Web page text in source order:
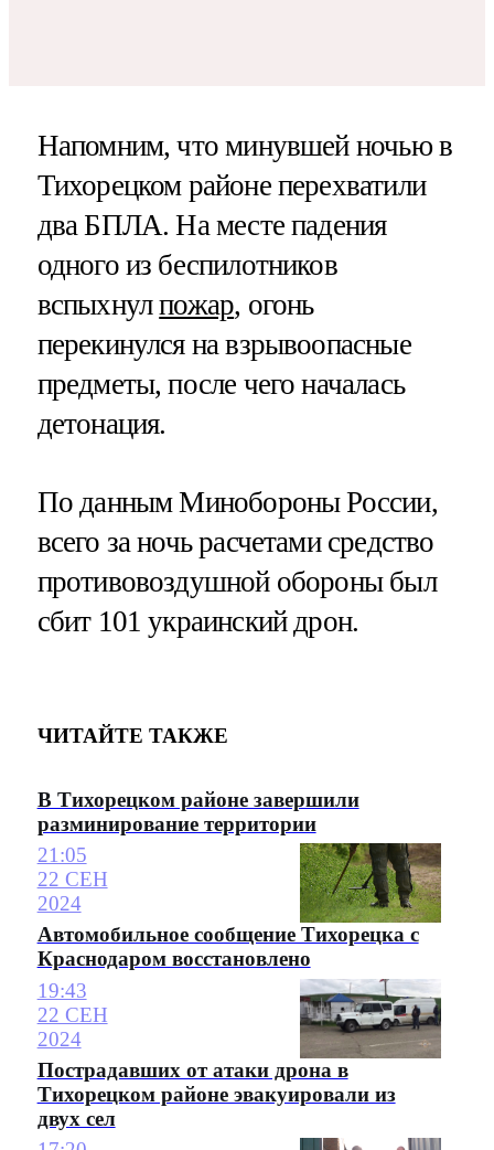
Напомним, что минувшей ночью в
Тихорецком районе перехватили
два БПЛА. На месте падения
одного из беспилотников
вспыхнулпожар, огонь
перекинулся на взрывоопасные
предметы, после чего началась
детонация.
По данным Минобороны России,
всего за ночь расчетами средство
противовоздушной обороны был
сбит 101 украинский дрон.
ЧИТАЙТЕ ТАКЖЕ
В Тихорецком районе завершили
разминирование территории
21:05
22 СЕН
2024
Автомобильное сообщение Тихорецка с
Краснодаром восстановлено
19:43
22 СЕН
2024
Пострадавших от атаки дрона в
Тихорецком районе эвакуировали из
двух сел